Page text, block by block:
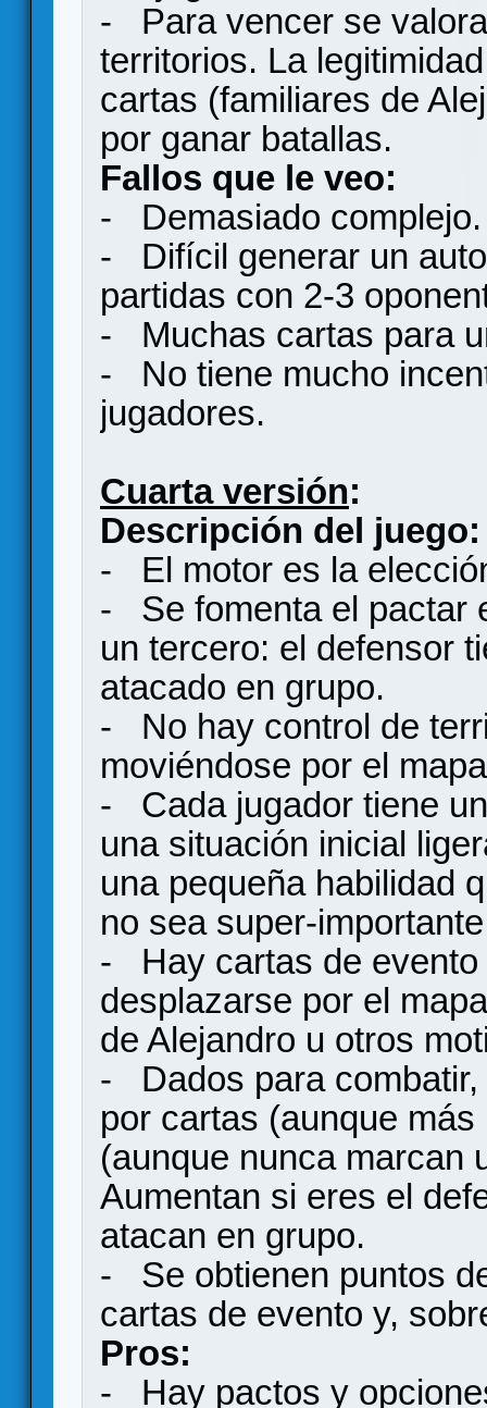
- Para vencer se
territorios. La
cartas (familiares de
por ganar batallas.
Fallos que le veo:
- Demasiado complejo.
- Difícil generar un
partidas con 2-3
- Muchas cartas para
- No tiene mucho
jugadores.
Cuarta versión:
Descripción del juego:
- El motor es la
- Se fomenta el pactar
un tercero: el defensor
atacado en grupo.
- No hay control de
moviéndose por el
- Cada jugador tiene
una situación inicial
una pequeña habilidad
no sea super-
- Hay cartas de evento
desplazarse por el
de Alejandro u otros
- Dados para combatir,
por cartas (aunque
(aunque nunca marcan
Aumentan si eres el
atacan en grupo.
- Se obtienen puntos
cartas de evento y,
Pros:
- Hay pactos y